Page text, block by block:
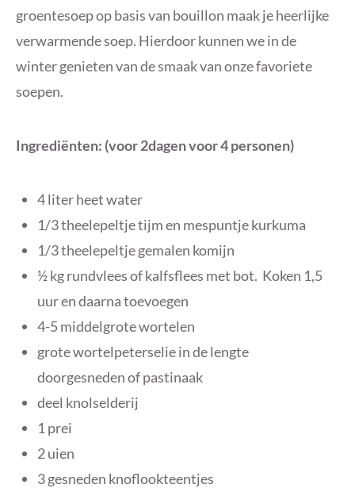
groentesoep op basis van bouillon maak je heerlijke
verwarmende soep. Hierdoor kunnen we in de
winter genieten van de smaak van onze favoriete
soepen.
Ingrediënten: (voor 2dagen voor 4 personen)
4 liter heet water
1/3 theelepeltje tijm en mespuntje kurkuma
1/3 theelepeltje gemalen komijn
½ kg rundvlees of kalfsflees met bot. Koken 1,5
uur en daarna toevoegen
4-5 middelgrote wortelen
grote wortelpeterselie in de lengte
doorgesneden of pastinaak
deel knolselderij
1 prei
2 uien
3 gesneden knoflookteentjes